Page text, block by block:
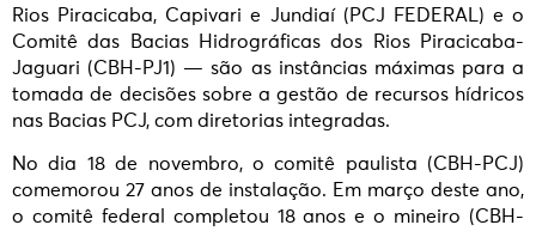
Rios Piracicaba, Capivari e Jundiaí (PCJ FEDERAL) e o
Comitê das Bacias Hidrográficas dos Rios Piracicaba-
Jaguari (CBH-PJ1) — são as instâncias máximas para a
tomada de decisões sobre a gestão de recursos hídricos
nas Bacias PCJ, com diretorias integradas.
No dia 18 de novembro, o comitê paulista (CBH-PCJ)
comemorou 27 anos de instalação. Em março deste ano,
o comitê federal completou 18 anos e o mineiro (CBH-